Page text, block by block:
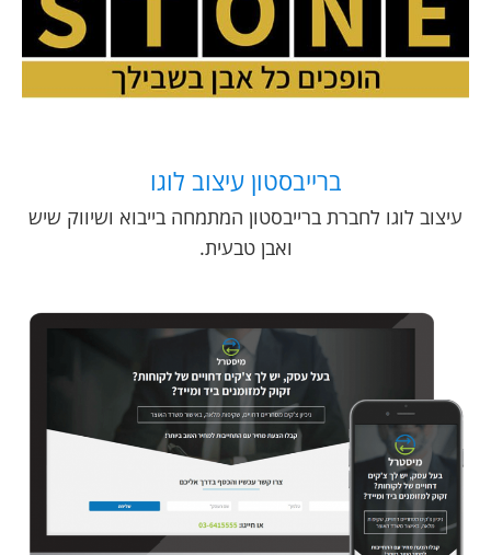
ברייבסטון עיצוב לוגו
עיצוב לוגו לחברת ברייבסטון המתמחה בייבוא ושיווק שיש
ואבן טבעית.